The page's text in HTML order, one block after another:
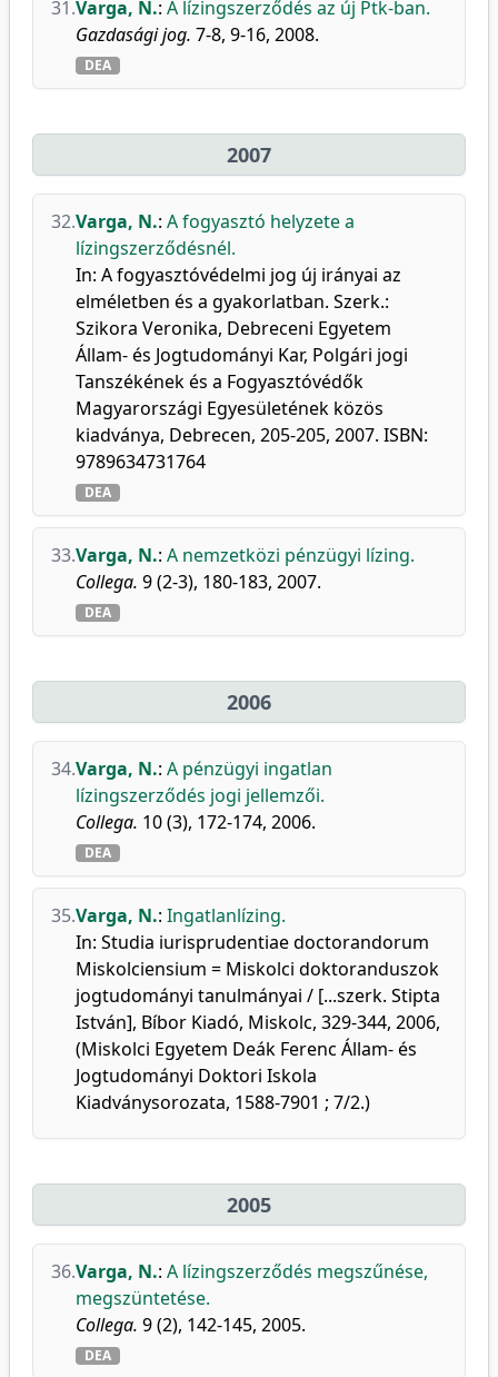
31.Varga, N.: A lízingszerződés az új Ptk-ban.
Gazdasági jog. 7-8, 9-16, 2008.
DEA
2007
32.Varga, N.: A fogyasztó helyzete a
lízingszerződésnél.
In: A fogyasztóvédelmi jog új irányai az
elméletben és a gyakorlatban. Szerk.:
Szikora Veronika, Debreceni Egyetem
Állam- és Jogtudományi Kar, Polgári jogi
Tanszékének és a Fogyasztóvédők
Magyarországi Egyesületének közös
kiadványa, Debrecen, 205-205, 2007. ISBN:
9789634731764
DEA
33.Varga, N.: A nemzetközi pénzügyi lízing.
Collega. 9 (2-3), 180-183, 2007.
DEA
2006
34.Varga, N.: A pénzügyi ingatlan
lízingszerződés jogi jellemzői.
Collega. 10 (3), 172-174, 2006.
DEA
35.Varga, N.: Ingatlanlízing.
In: Studia iurisprudentiae doctorandorum
Miskolciensium = Miskolci doktoranduszok
jogtudományi tanulmányai / [...szerk. Stipta
István], Bíbor Kiadó, Miskolc, 329-344, 2006,
(Miskolci Egyetem Deák Ferenc Állam- és
Jogtudományi Doktori Iskola
Kiadványsorozata, 1588-7901 ; 7/2.)
2005
36.Varga, N.: A lízingszerződés megszűnése,
megszüntetése.
Collega. 9 (2), 142-145, 2005.
DEA